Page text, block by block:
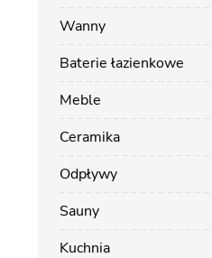
Wanny
Baterie łazienkowe
Meble
Ceramika
Odpływy
Sauny
Kuchnia